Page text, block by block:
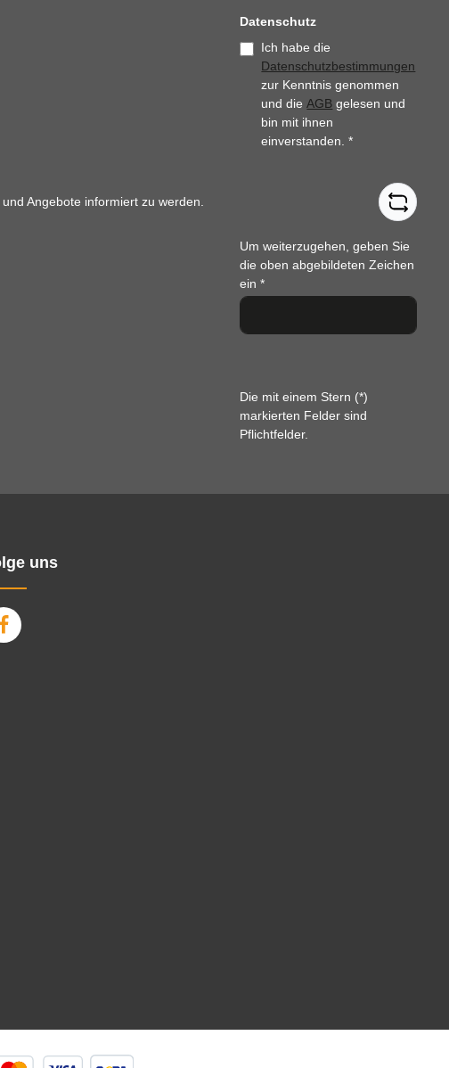
Angebote informiert zu werden.
Datenschutz
Ich habe die
Datenschutzbestimmungen
zur Kenntnis genommen
und dieAGB gelesen und
bin mit ihnen
einverstanden.*
Um weiterzugehen, geben Sie
die oben abgebildeten Zeichen
ein*
Die mit einem Stern (*)
markierten Felder sind
Pflichtfelder.
uns